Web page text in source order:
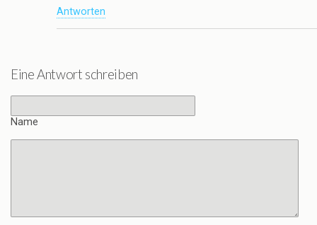
Antworten
Eine Antwort schreiben
Name